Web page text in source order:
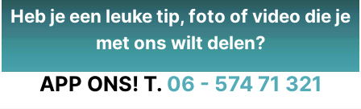
Heb je een leuke tip, foto of video die je
met ons wilt delen?
APP ONS! T. 06 - 574 71 321